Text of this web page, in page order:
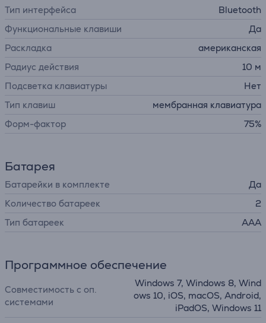
Тип интерфейса
Bluetooth
Функциональные клавиши
Да
Раскладка
американская
Радиус действия
10 м
Подсветка клавиатуры
Нет
Тип клавиш
мембранная клавиатура
Форм-фактор
75%
Батарея
Батарейки в комплекте
Да
Количество батареек
2
Тип батареек
AAA
Программное обеспечение
Совместимость с оп.
системами
Windows 7, Windows 8, Wind
ows 10, iOS, macOS, Android,
iPadOS, Windows 11